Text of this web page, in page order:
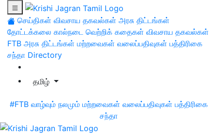
செய்திகள் விவசாய தகவல்கள் அரசு திட்டங்கள்
தோட்டக்கலை கால்நடை வெற்றிக் கதைகள் விவசாய தகவல்கள்
FTB அரசு திட்டங்கள் மற்றவைகள் வலைப்பதிவுகள் பத்திரிகை
சந்தா Directory
தமிழ்
#FTB வாழ்வும் நலமும் மற்றவைகள் வலைப்பதிவுகள் பத்திரிகை
சந்தா